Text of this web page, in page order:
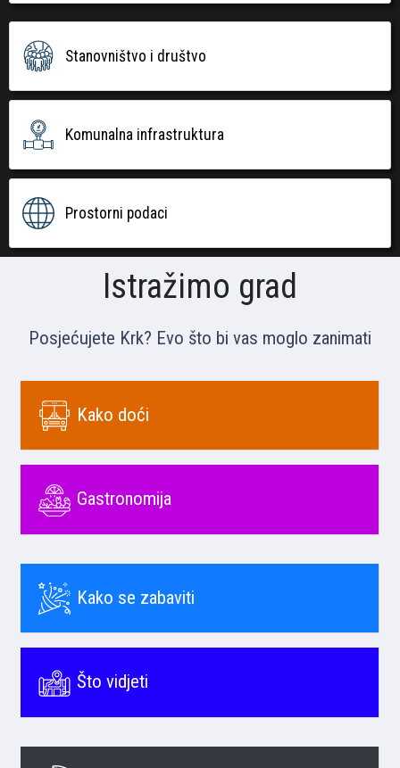
Stanovništvo i društvo
Komunalna infrastruktura
Prostorni podaci
Istražimo grad
Posjećujete Krk? Evo što bi vas moglo zanimati
Kako doći
Gastronomija
Kako se zabaviti
Što vidjeti